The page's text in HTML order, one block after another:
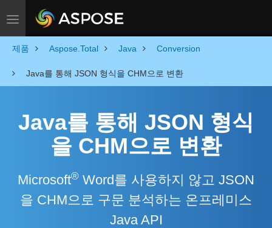
Toggle navigation
제품 Aspose.Total Java Conversion
Java를 통해 JSON 형식을 CHM으로 변환
Java를 통해 JSON 형식
을 CHM으로 변환
Microsoft® Word를 사용하지 않고 JSON
을 CHM으로 구문 분석하는 온프레미스
Java API